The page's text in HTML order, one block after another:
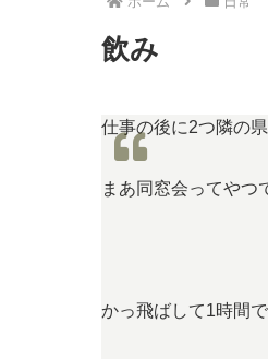
飲み
仕事の後に2つ隣の
まあ同窓会ってやつ
かっ飛ばして1時間で